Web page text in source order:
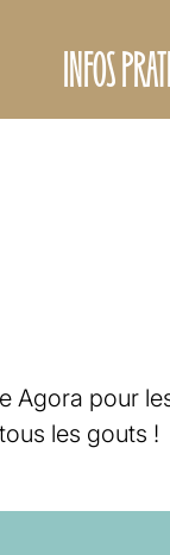
INFOS
pour
les gouts !